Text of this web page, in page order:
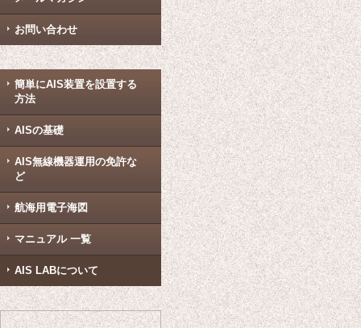
お問い合わせ
簡単にAIS装置を設置する
方法
AISの基礎
AIS無線機器運用の免許な
ど
航海用電子海図
マニュアル 一覧
AIS LABについて